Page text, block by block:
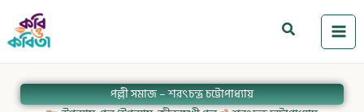
content
Search
পল্লী সমাজ – শরৎচন্দ্র চট্টোপাধ্যায়